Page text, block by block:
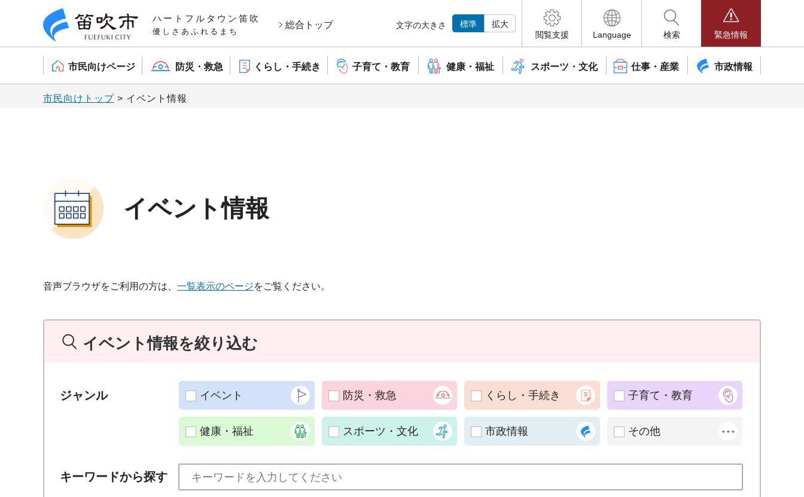
笛吹市 ハートフルタウン笛吹
優しさあふれるまち
総合トップ 文字の大きさ 標準
拡大
閲覧支援
Language 検索 緊急情報
市民向けページ 防災・救急 くらし・手続き 子育て・教育 健康・福祉 スポーツ・文化 仕事・産業 市政情報
市民向けトップ > イベント情報
イベント情報
音声ブラウザをご利用の方は、 一覧表示のページをご覧ください。
イベント情報を絞り込む
ジャンル イベント 防災・救急 くらし・手続き 子育て・教育
健康・福祉 スポーツ・文化 市政情報 その他
キーワードから探す